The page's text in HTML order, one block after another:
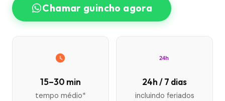
Chamar guincho agora
15–30 min
tempo médio*
24h
24h / 7 dias
incluindo feriados